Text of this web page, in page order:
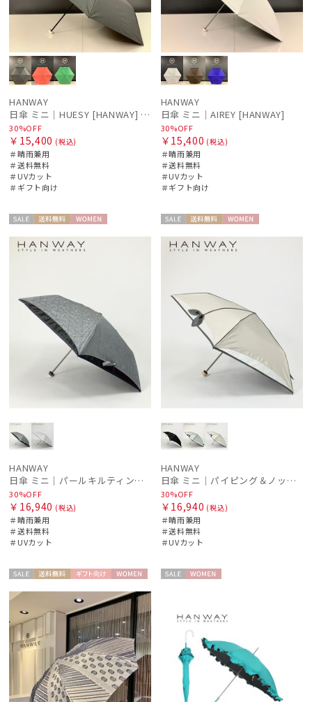
HANWAY
日傘 ミニ｜HUESY [HANWAY] @yucca.mmm様ご紹介アイテム
30%OFF
￥15,400 (税込)
＃晴雨兼用
＃送料無料
＃UVカット
＃ギフト向け
HANWAY
日傘 ミニ｜AIREY [HANWAY]
30%OFF
￥15,400 (税込)
＃晴雨兼用
＃送料無料
＃UVカット
＃ギフト向け
ル
料
N
HANWAY
日傘 ミニ｜パールキルティング刺繍 [HANWAY]
30%OFF
￥16,940 (税込)
＃晴雨兼用
＃送料無料
＃UVカット
ル
料
N
HANWAY
日傘 ミニ｜パイピング＆ノットリボン [HANWAY]
30%OFF
￥16,940 (税込)
＃晴雨兼用
＃送料無料
＃UVカット
ル
向け
N